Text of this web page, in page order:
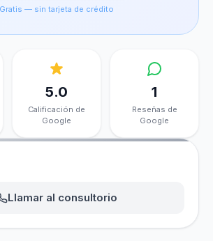
Gratis — sin tarjeta de crédito
5.0
Calificación de
Google
1
Reseñas de
Google
Llamar al consultorio